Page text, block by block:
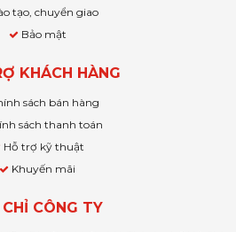
tạo, chuyển giao
Bảo mật
KHÁCH HÀNG
sách bán hàng
sách thanh toán
Hỗ trợ kỹ thuật
Khuyến mãi
CÔNG TY